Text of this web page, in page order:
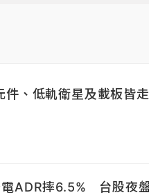
、低軌衛星及載板皆
ADR摔6.5% 台股夜